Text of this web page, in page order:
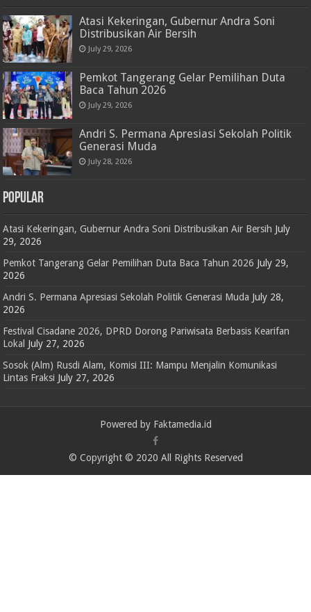
Atasi Kekeringan, Gubernur Andra Soni
Distribusikan Air Bersih
July 29, 2026
Pemkot Tangerang Gelar Pemilihan Duta
Baca Tahun 2026
July 29, 2026
Andri S. Permana Apresiasi Sekolah Politik
Generasi Muda
July 28, 2026
POPULAR
Atasi Kekeringan, Gubernur Andra Soni Distribusikan Air Bersih July
29, 2026
Pemkot Tangerang Gelar Pemilihan Duta Baca Tahun 2026 July 29,
2026
Andri S. Permana Apresiasi Sekolah Politik Generasi Muda July 28,
2026
Festival Cisadane 2026, DPRD Dorong Pariwisata Berbasis Kearifan
Lokal July 27, 2026
Sosok (Alm) Rusdi Alam, Komisi III: Mampu Menjalin Komunikasi
Lintas Fraksi July 27, 2026
Powered by Faktamedia.id
© Copyright © 2020 All Rights Reserved